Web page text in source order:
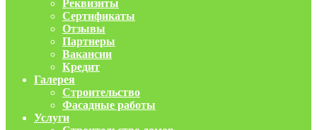
Реквизиты
Сертификаты
Отзывы
Партнеры
Вакансии
Кредит
Галерея
Строительство
Фасадные работы
Услуги